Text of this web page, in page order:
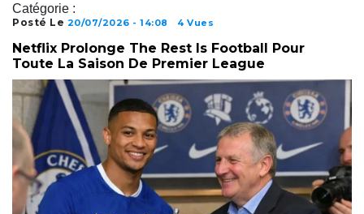
Catégorie :
Posté Le 20/07/2026 - 14:08 4 Vues
Netflix Prolonge The Rest Is Football Pour
Toute La Saison De Premier League